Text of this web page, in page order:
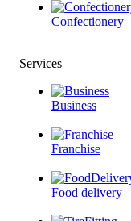
Confectionery
Services
Business
Franchise
Food delivery